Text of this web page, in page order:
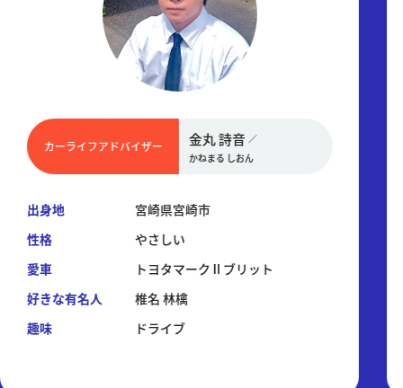
カーライフアドバイザー 金丸 詩音 ／
かねまる しおん
出身地
宮崎県宮崎市
性格
やさしい
愛車
トヨタマークⅡブリット
好きな有名人
椎名 林檎
趣味
ドライブ